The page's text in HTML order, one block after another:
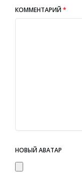
КОММЕНТАРИЙ*
НОВЫЙ АВАТАР